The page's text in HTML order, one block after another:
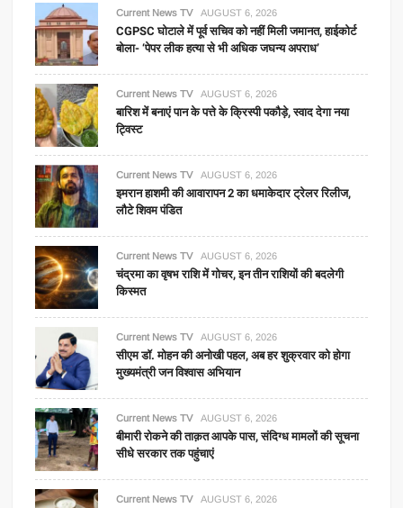
Current News TV AUGUST 6, 2026
CGPSC घोटाले में पूर्व सचिव को नहीं मिली जमानत, हाईकोर्ट
बोला- ‘पेपर लीक हत्या से भी अधिक जघन्य अपराध’
Current News TV AUGUST 6, 2026
बारिश में बनाएं पान के पत्ते के क्रिस्पी पकौड़े, स्वाद देगा नया
ट्विस्ट
Current News TV AUGUST 6, 2026
इमरान हाशमी की आवारापन 2 का धमाकेदार ट्रेलर रिलीज,
लौटे शिवम पंडित
Current News TV AUGUST 6, 2026
चंद्रमा का वृषभ राशि में गोचर, इन तीन राशियों की बदलेगी
किस्मत
Current News TV AUGUST 6, 2026
सीएम डॉ. मोहन की अनोखी पहल, अब हर शुक्रवार को होगा
मुख्यमंत्री जन विश्वास अभियान
Current News TV AUGUST 6, 2026
बीमारी रोकने की ताक़त आपके पास, संदिग्ध मामलों की सूचना
सीधे सरकार तक पहुंचाएं
Current News TV AUGUST 6, 2026